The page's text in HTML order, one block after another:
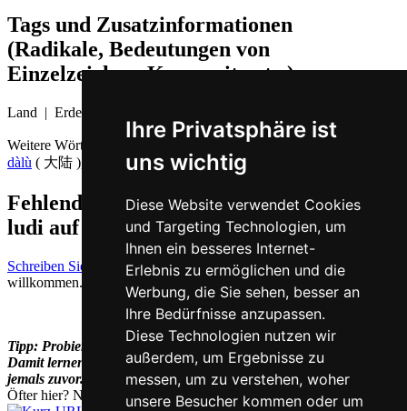
Ihre Privatsphäre ist
uns wichtig
Diese Website verwendet Cookies
und Targeting Technologien, um
Ihnen ein besseres Internet-
Erlebnis zu ermöglichen und die
Werbung, die Sie sehen, besser an
Ihre Bedürfnisse anzupassen.
Diese Technologien nutzen wir
außerdem, um Ergebnisse zu
messen, um zu verstehen, woher
unsere Besucher kommen oder um
Tags und Zusatzinformationen
(Radikale, Bedeutungen von
Einzelzeichen, Komposita etc.)
Land | Erde
Weitere Wörter, die ebenfalls Festland auf Chinesisch
dàlù ( 大陆 ), ( 陆 )
Fehlende oder falsche Übersetzung für
ludi auf Deutsch melden
Schreiben Sie uns!
Ihr Feedback und konstruktive Kritik sind stets
willkommen.
Tipp: Probieren Sie auch unsereChinesisch-Lernsoftware
Damit lernen Sie die Schriftzeichen schneller und gründlicher als
jemals zuvor.
Öfter hier? Nutzen Sie unsereKurz-URL chi.nesis.ch